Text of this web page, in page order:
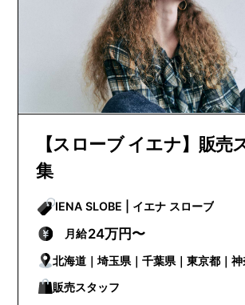
【スローブ イエナ】販売
集
IENA SLOBE | イエナ スローブ
月給24万円〜
北海道｜埼玉県｜千葉県｜東京都｜
県｜京都府｜大阪府｜兵庫県｜広島県
販売スタッフ